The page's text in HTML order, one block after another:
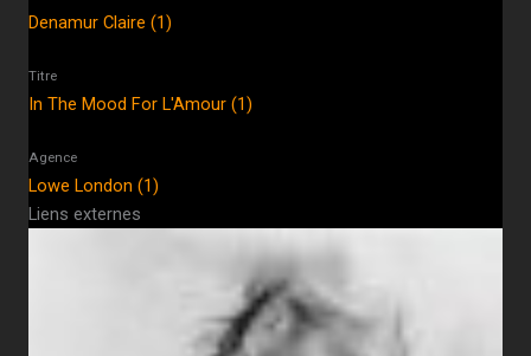
Denamur Claire (1)
Titre
In The Mood For L'Amour (1)
Agence
Lowe London (1)
Liens externes